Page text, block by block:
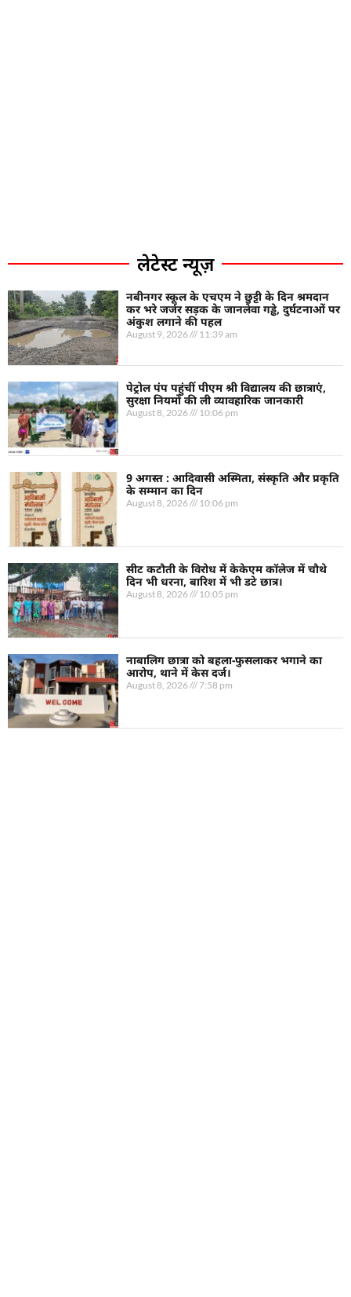
लेटेस्ट न्यूज़
नबीनगर स्कूल के एचएम ने छुट्टी के दिन श्रमदान
कर भरे जर्जर सड़क के जानलेवा गड्ढे, दुर्घटनाओं पर
अंकुश लगाने की पहल
August 9, 2026 11:39 am
पेट्रोल पंप पहुंचीं पीएम श्री विद्यालय की छात्राएं,
सुरक्षा नियमों की ली व्यावहारिक जानकारी
August 8, 2026 10:06 pm
9 अगस्त : आदिवासी अस्मिता, संस्कृति और प्रकृति
के सम्मान का दिन
August 8, 2026 10:06 pm
सीट कटौती के विरोध में केकेएम कॉलेज में चौथे
दिन भी धरना, बारिश में भी डटे छात्र।
August 8, 2026 10:05 pm
नाबालिग छात्रा को बहला-फुसलाकर भगाने का
आरोप, थाने में केस दर्ज।
August 8, 2026 7:58 pm